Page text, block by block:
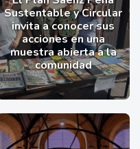
Sustentable y Circular
invita a conocer sus
acciones en una
muestra abierta a la
comunidad